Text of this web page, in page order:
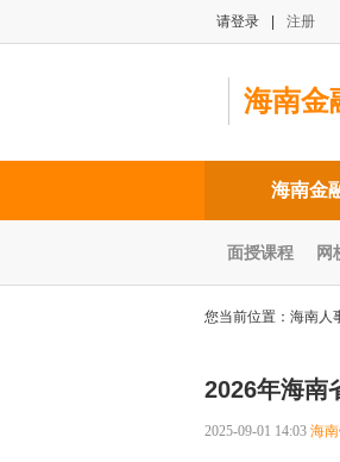
请登录 注册
海南金
海南金
面授课程 网
您当前位置： 海南人
2026年海南
2025-09-01 14:03 海